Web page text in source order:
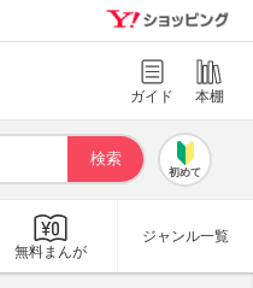
ガイド 本棚
初めて
無料まんが
ジャンル一覧